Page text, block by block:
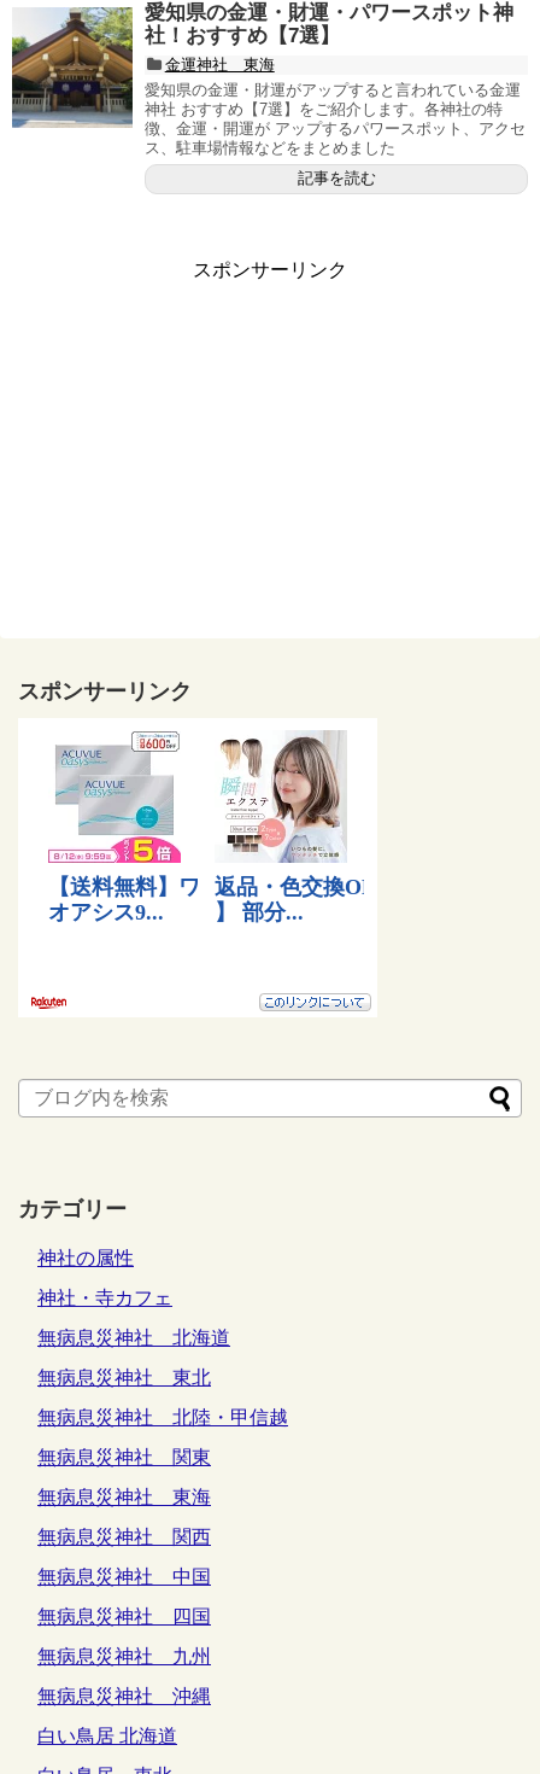
愛知県の金運・財運・パワースポット神
社！おすすめ【7選】
金運神社 東海
愛知県の金運・財運がアップすると言われている金運
神社 おすすめ【7選】をご紹介します。各神社の特
徴、金運・開運が アップするパワースポット、アクセ
ス、駐車場情報などをまとめました
記事を読む
スポンサーリンク
スポンサーリンク
カテゴリー
神社の属性
神社・寺カフェ
無病息災神社 北海道
無病息災神社 東北
無病息災神社 北陸・甲信越
無病息災神社 関東
無病息災神社 東海
無病息災神社 関西
無病息災神社 中国
無病息災神社 四国
無病息災神社 九州
無病息災神社 沖縄
白い鳥居 北海道